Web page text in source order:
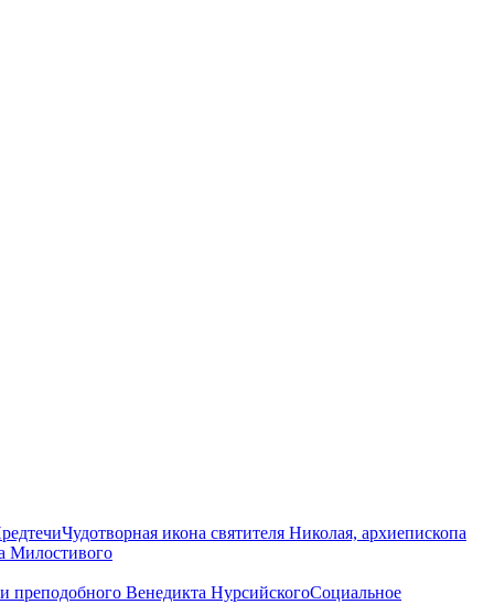
Чудотворная икона святителя Николая, архиепископа
Милостивого
преподобного Венедикта НурсийскогоСоциальное